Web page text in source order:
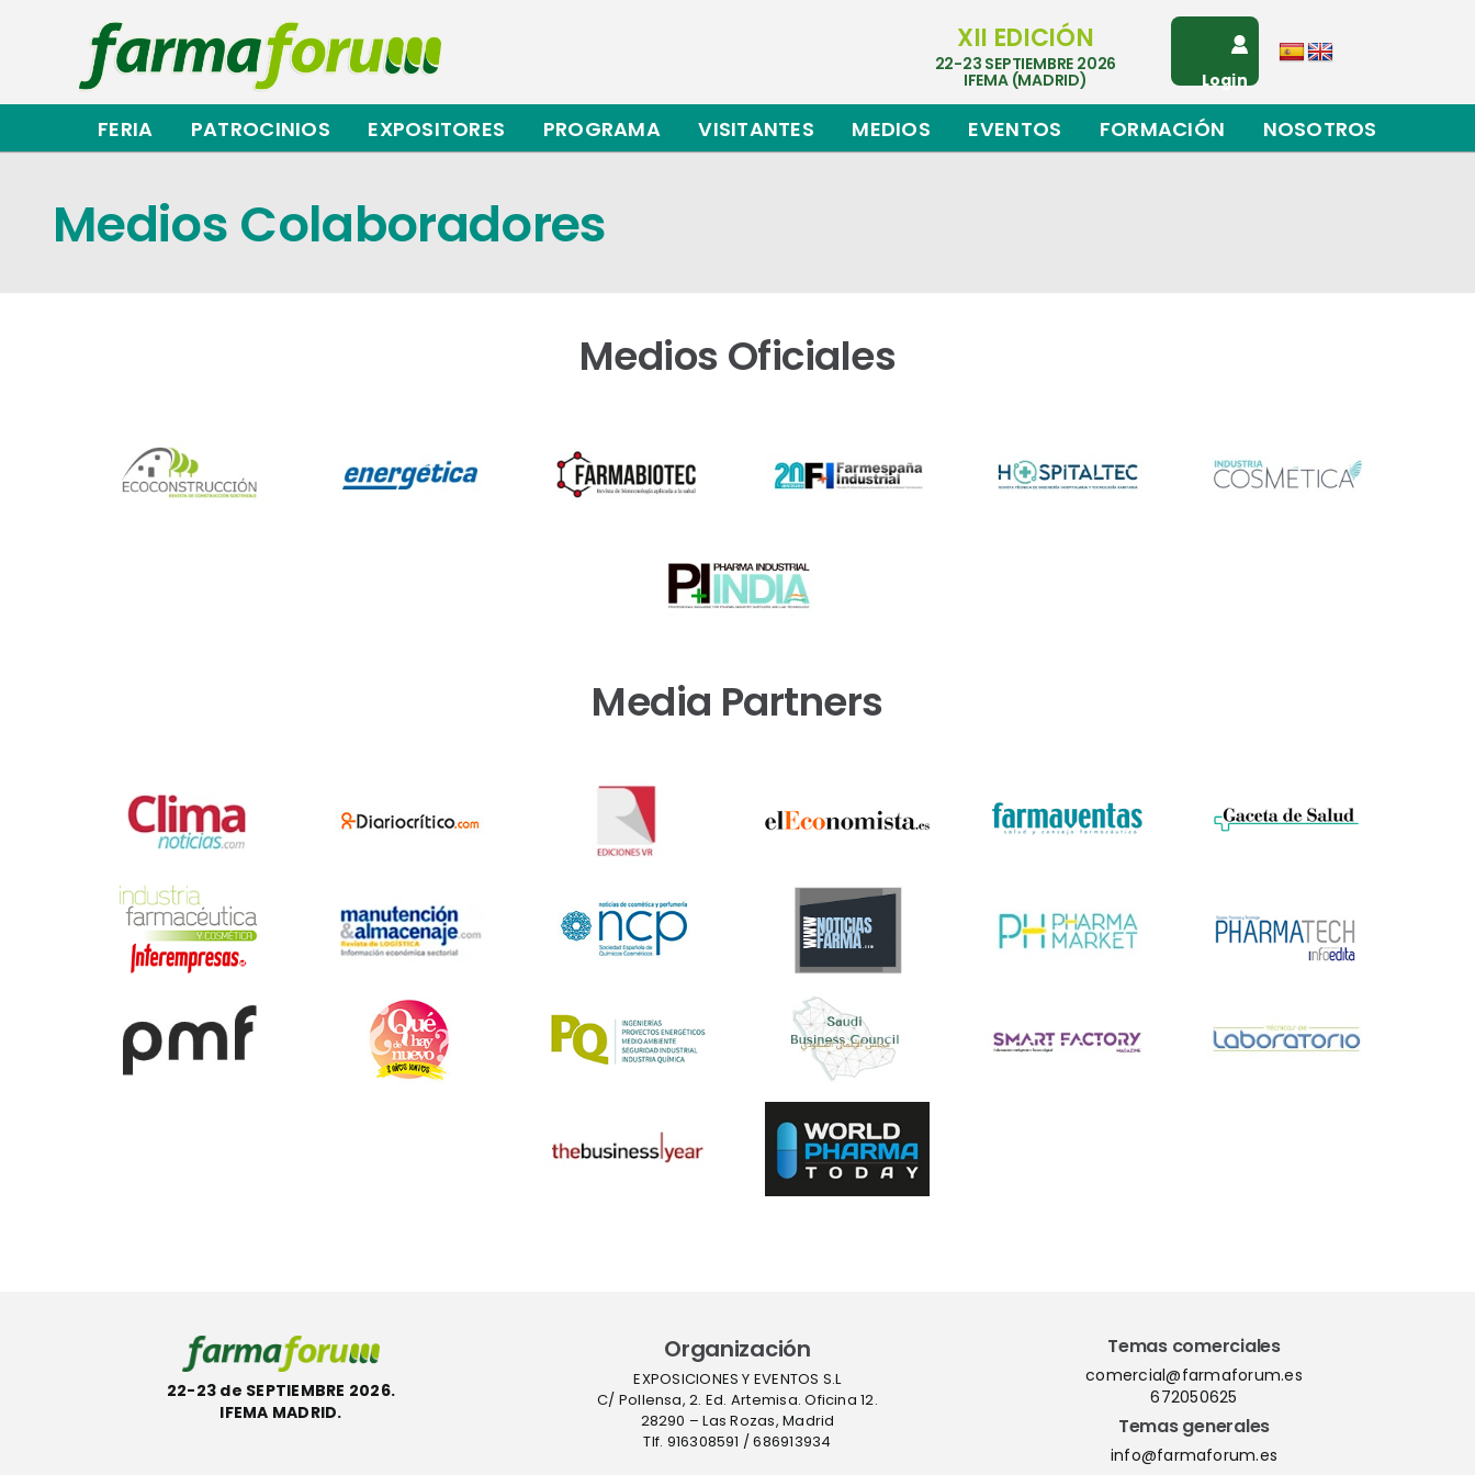
contenido
XII EDICIÓN
22-23 SEPTIEMBRE 2026
IFEMA (MADRID) Login
FERIA PATROCINIOS EXPOSITORES PROGRAMA VISITANTES MEDIOS EVENTOS FORMACIÓN NOSOTROS
Medios Colaboradores
Medios Oficiales
Media Partners
22-23 de SEPTIEMBRE 2026.
IFEMA MADRID.
Organización
EXPOSICIONES Y EVENTOS S.L
C/ Pollensa, 2. Ed. Artemisa. Oficina 12.
28290 – Las Rozas, Madrid
Tlf. 916308591 / 686913934
Temas comerciales
comercial@farmaforum.es
672050625
Temas generales
info@farmaforum.es